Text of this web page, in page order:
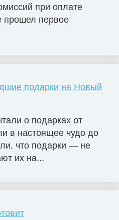
при оплате
прошел первое
подарки на Новый
о подарках от
в настоящее чудо до
что подарки — не
их на...